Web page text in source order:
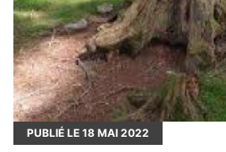
PUBLIÉ LE 18 MAI 2022